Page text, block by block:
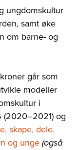
ungdomskultur
samt øke
om barne- og
går som
modeller
i
(2020–2021) og
skape, dele.
og unge (også